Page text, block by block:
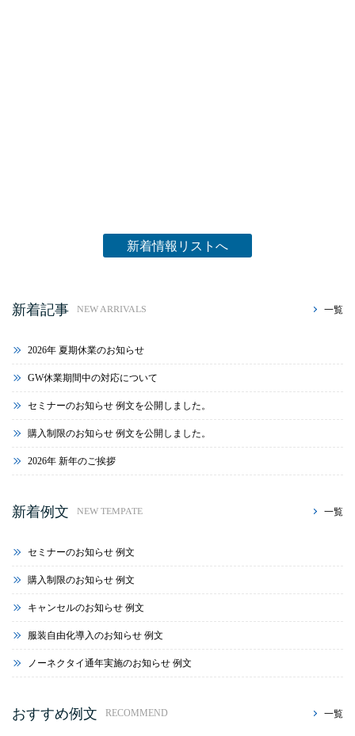
新着情報リストへ
新着記事 NEW ARRIVALS 一覧
2026年 夏期休業のお知らせ
GW休業期間中の対応について
セミナーのお知らせ 例文を公開しました。
購入制限のお知らせ 例文を公開しました。
2026年 新年のご挨拶
新着例文 NEW TEMPATE 一覧
セミナーのお知らせ 例文
購入制限のお知らせ 例文
キャンセルのお知らせ 例文
服装自由化導入のお知らせ 例文
ノーネクタイ通年実施のお知らせ 例文
おすすめ例文 RECOMMEND 一覧